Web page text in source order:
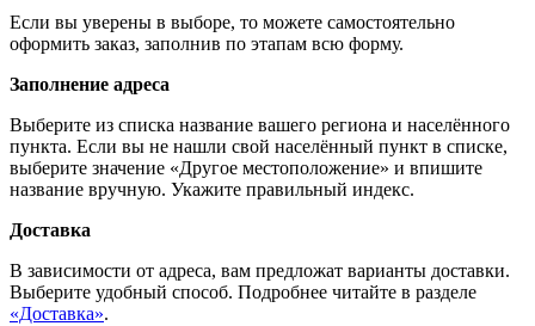
Если вы уверены в выборе, то можете самостоятельно
оформить заказ, заполнив по этапам всю форму.
Заполнение адреса
Выберите из списка название вашего региона и населённого
пункта. Если вы не нашли свой населённый пункт в списке,
выберите значение «Другое местоположение» и впишите
название вручную. Укажите правильный индекс.
Доставка
В зависимости от адреса, вам предложат варианты доставки.
Выберите удобный способ. Подробнее читайте в разделе
«Доставка».